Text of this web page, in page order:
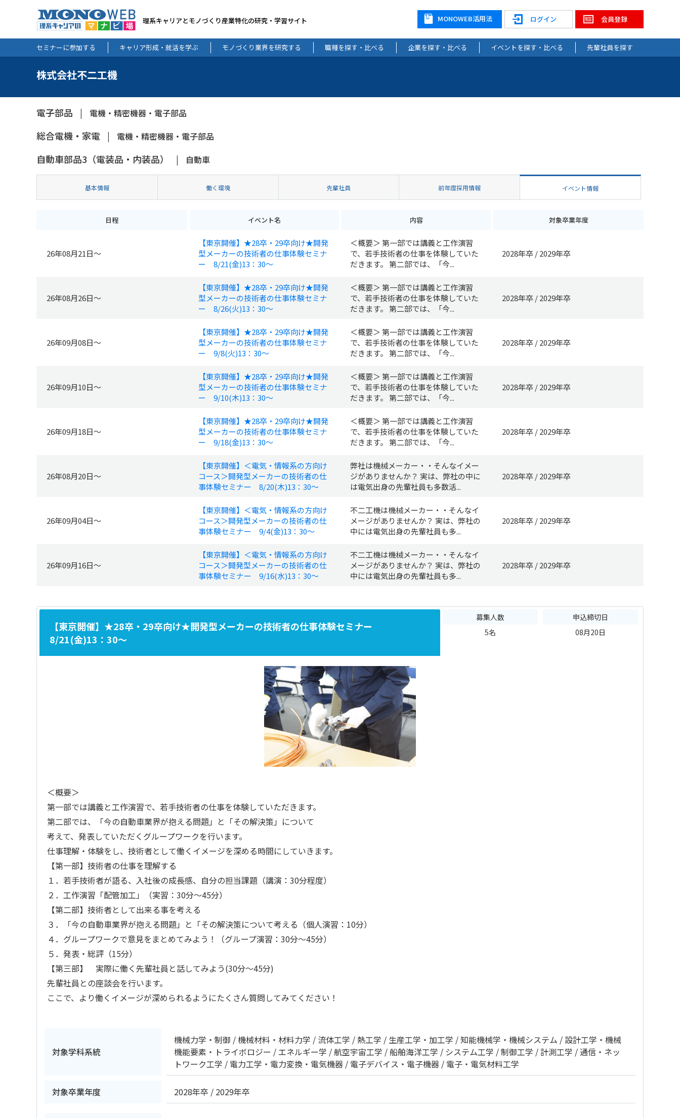
理系キャリアとモノづくり産業特化の研究・学習サイト 会員登録
ログイン
MONOWEB活用法
セミナーに参加する キャリア形成・就活を学ぶ モノづくり業界を研究する 職種を探す・比べる 企業を探す・比べる イベントを探す・比べる 先輩社員を探す
株式会社不二工機
電子部品 電機・精密機器・電子部品
総合電機・家電 電機・精密機器・電子部品
自動車部品3（電装品・内装品） 自動車
基本情報 働く環境 先輩社員 前年度採用情報 イベント情報
日程 イベント名 内容 対象卒業年度
26年08月21日～
【東京開催】★28卒・29卒向け★開発
型メーカーの技術者の仕事体験セミナ
ー 8/21(金)13：30～
＜概要＞ 第一部では講義と工作演習
で、若手技術者の仕事を体験していた
だきます。 第二部では、「今...
2028年卒 2029年卒
26年08月26日～
【東京開催】★28卒・29卒向け★開発
型メーカーの技術者の仕事体験セミナ
ー 8/26(火)13：30～
＜概要＞ 第一部では講義と工作演習
で、若手技術者の仕事を体験していた
だきます。 第二部では、「今...
2028年卒 2029年卒
26年09月08日～
【東京開催】★28卒・29卒向け★開発
型メーカーの技術者の仕事体験セミナ
ー 9/8(火)13：30～
＜概要＞ 第一部では講義と工作演習
で、若手技術者の仕事を体験していた
だきます。 第二部では、「今...
2028年卒 2029年卒
26年09月10日～
【東京開催】★28卒・29卒向け★開発
型メーカーの技術者の仕事体験セミナ
ー 9/10(木)13：30～
＜概要＞ 第一部では講義と工作演習
で、若手技術者の仕事を体験していた
だきます。 第二部では、「今...
2028年卒 2029年卒
26年09月18日～
【東京開催】★28卒・29卒向け★開発
型メーカーの技術者の仕事体験セミナ
ー 9/18(金)13：30～
＜概要＞ 第一部では講義と工作演習
で、若手技術者の仕事を体験していた
だきます。 第二部では、「今...
2028年卒 2029年卒
26年08月20日～
【東京開催】＜電気・情報系の方向け
コース＞開発型メーカーの技術者の仕
事体験セミナー 8/20(木)13：30～
弊社は機械メーカー・・そんなイメー
ジがありませんか？ 実は、弊社の中に
は電気出身の先輩社員も多数活...
2028年卒 2029年卒
26年09月04日～
【東京開催】＜電気・情報系の方向け
コース＞開発型メーカーの技術者の仕
事体験セミナー 9/4(金)13：30～
不二工機は機械メーカー・・そんなイ
メージがありませんか？ 実は、弊社の
中には電気出身の先輩社員も多...
2028年卒 2029年卒
26年09月16日～
【東京開催】＜電気・情報系の方向け
コース＞開発型メーカーの技術者の仕
事体験セミナー 9/16(水)13：30～
不二工機は機械メーカー・・そんなイ
メージがありませんか？ 実は、弊社の
中には電気出身の先輩社員も多...
2028年卒 2029年卒
【東京開催】★28卒・29卒向け★開発型メーカーの技術者の仕事体験セミナー
8/21(金)13：30～
募集人数
5名
申込締切日
08月20日
＜概要＞
第一部では講義と工作演習で、若手技術者の仕事を体験していただきます。
第二部では、「今の自動車業界が抱える問題」と「その解決策」について
考えて、発表していただくグループワークを行います。
仕事理解・体験をし、技術者として働くイメージを深める時間にしていきます。
【第一部】技術者の仕事を理解する
１．若手技術者が語る、入社後の成長感、自分の担当課題（講演：30分程度）
２．工作演習「配管加工」（実習：30分～45分）
【第二部】技術者として出来る事を考える
３．「今の自動車業界が抱える問題」と「その解決策について考える（個人演習：10分）
４．グループワークで意見をまとめてみよう！（グループ演習：30分～45分）
５．発表・総評（15分）
【第三部】 実際に働く先輩社員と話してみよう(30分～45分)
先輩社員との座談会を行います。
ここで、より働くイメージが深められるようにたくさん質問してみてください！
対象学科系統
機械力学・制御 機械材料・材料力学 流体工学 熱工学 生産工学・加工学 知能機械学・機械システム
設計工学・機械
機能要素・トライボロジー
エネルギー学 航空宇宙工学 船舶海洋工学 システム工学 制御工学 計測工学
通信・ネッ
トワーク工学
電力工学・電力変換・電気機器 電子デバイス・電子機器 電子・電気材料工学
対象卒業年度 2028年卒 2029年卒